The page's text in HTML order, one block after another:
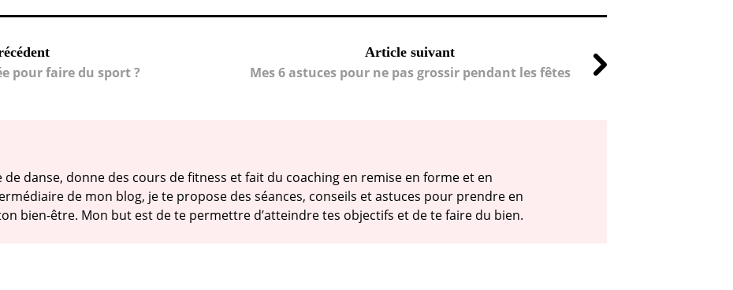
pour faire du sport ?
Article suivant
Mes 6 astuces pour ne pas grossir pendant les fêtes
de danse, donne des cours de fitness et fait du coaching en remise en forme et en
de mon blog, je te propose des séances, conseils et astuces pour prendre en
bien-être. Mon but est de te permettre d’atteindre tes objectifs et de te faire du bien.